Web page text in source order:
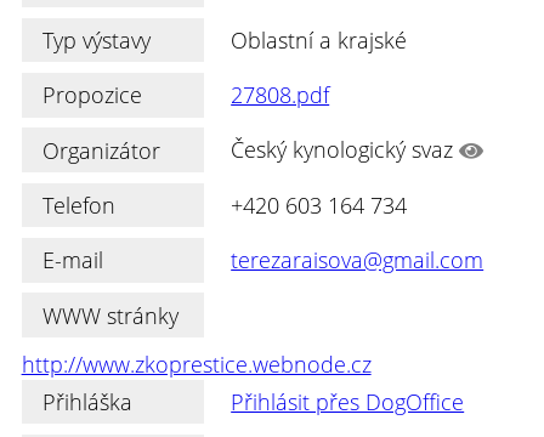
Typ výstavy
Oblastní a krajské
Propozice
27808.pdf
Organizátor
Český kynologický svaz
Telefon
+420 603 164 734
E-mail
terezaraisova@gmail.com
WWW stránky
http://www.zkoprestice.webnode.cz
Přihláška
Přihlásit přes DogOffice